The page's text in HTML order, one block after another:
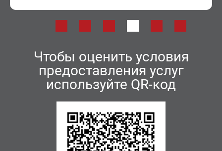
Чтобы оценить условия
предоставления услуг
используйте QR-код